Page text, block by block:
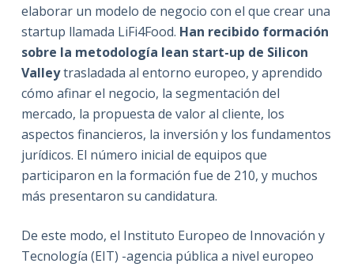
elaborar un modelo de negocio con el que crear una
startup llamada LiFi4Food. Han recibido formación
sobre la metodología lean start-up de Silicon
Valleytrasladada al entorno europeo, y aprendido
cómo afinar el negocio, la segmentación del
mercado, la propuesta de valor al cliente, los
aspectos financieros, la inversión y los fundamentos
jurídicos. El número inicial de equipos que
participaron en la formación fue de 210, y muchos
más presentaron su candidatura.
De este modo, el Instituto Europeo de Innovación y
Tecnología (EIT) -agencia pública a nivel europeo